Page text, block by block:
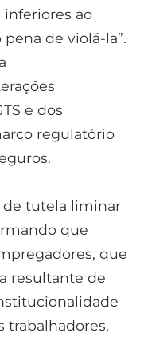
ao
de violá-la”.
e dos
regulatório
de tutela liminar
que
que
resultante de
trabalhadores,